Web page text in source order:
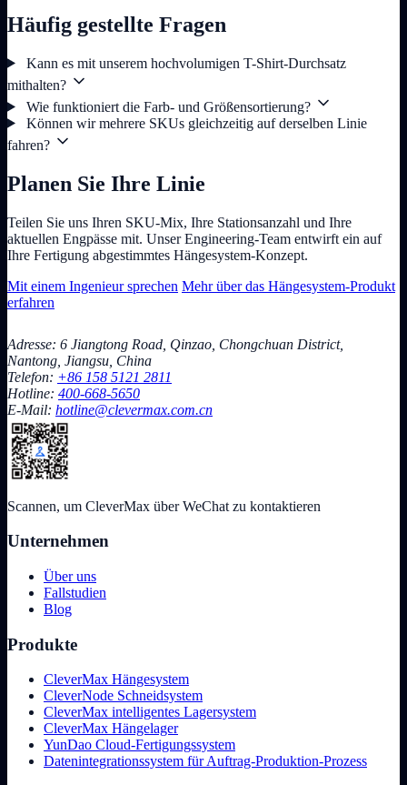
Häufig gestellte Fragen
Kann es mit unserem hochvolumigen T-Shirt-Durchsatz
mithalten?
Wie funktioniert die Farb- und Größensortierung?
Können wir mehrere SKUs gleichzeitig auf derselben Linie
fahren?
Planen Sie Ihre Linie
Teilen Sie uns Ihren SKU-Mix, Ihre Stationsanzahl und Ihre
aktuellen Engpässe mit. Unser Engineering-Team entwirft ein auf
Ihre Fertigung abgestimmtes Hängesystem-Konzept.
Mit einem Ingenieur sprechen Mehr über das Hängesystem-Produkt
erfahren
Adresse: 6 Jiangtong Road, Qinzao, Chongchuan District,
Nantong, Jiangsu, China
Telefon: +86 158 5121 2811
Hotline: 400-668-5650
E-Mail: hotline@clevermax.com.cn
Scannen, um CleverMax über WeChat zu kontaktieren
Unternehmen
Über uns
Fallstudien
Blog
Produkte
CleverMax Hängesystem
CleverNode Schneidsystem
CleverMax intelligentes Lagersystem
CleverMax Hängelager
YunDao Cloud-Fertigungssystem
Datenintegrationssystem für Auftrag-Produktion-Prozess